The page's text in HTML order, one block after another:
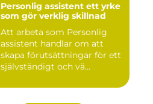
Personlig assistent ett yrke
som gör verklig skillnad
Att arbeta som Personlig
assistent handlar om att
skapa förutsättningar för ett
självständigt och vä...